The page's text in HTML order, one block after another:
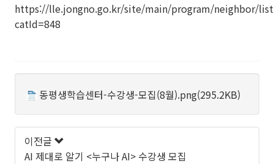
https://lle.jongno.go.kr/site/main/program/neighbor/
catId=848
동평생학습센터-수강생-모집(8월).png(295.2KB)
이전글
AI 제대로 알기 <누구나 AI> 수강생 모집